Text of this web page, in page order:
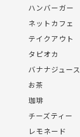
ハンバーガー
ネットカフェ
テイクアウト
タピオカ
バナナジュース
お茶
珈琲
チーズティー
レモネード